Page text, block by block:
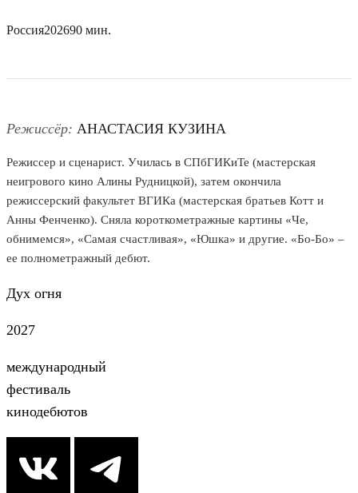
Россия202690 мин.
Режиссёр: АНАСТАСИЯ КУЗИНА
Режиссер и сценарист. Училась в СПбГИКиТе (мастерская
неигрового кино Алины Рудницкой), затем окончила
режиссерский факультет ВГИКа (мастерская братьев Котт и
Анны Фенченко). Сняла короткометражные картины «Че,
обнимемся», «Самая счастливая», «Юшка» и другие. «Бо-Бо» –
ее полнометражный дебют.
Дух огня
2027
международный
фестиваль
кинодебютов